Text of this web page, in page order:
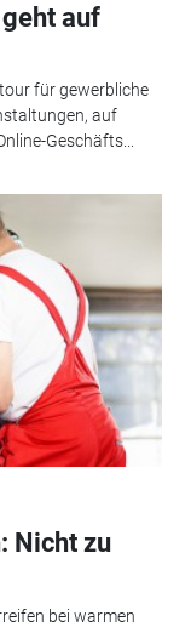
auf
für gewerbliche
auf
Geschäfts...
Nicht zu
bei warmen